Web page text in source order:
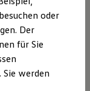
à 459,00
Volkswagen
und
vom aktuellen
oder
Der
für Sie
werden